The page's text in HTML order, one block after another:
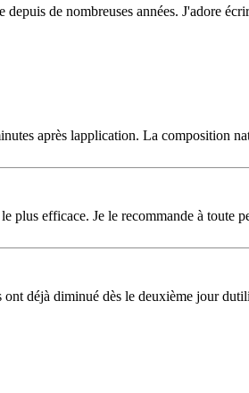
de nombreuses années. J'adore
après lapplication. La composition
plus efficace. Je le recommande à toute
déjà diminué dès le deuxième jour